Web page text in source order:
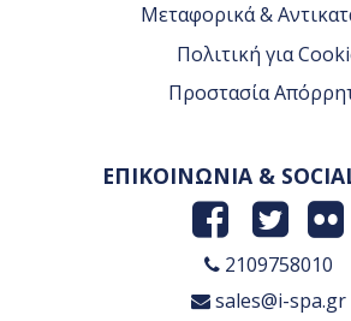
Μεταφορικά &
Πολιτική για
Προστασία
ΕΠΙΚΟΙΝΩΝΙΑ &
2109758010
sales@i-spa.gr